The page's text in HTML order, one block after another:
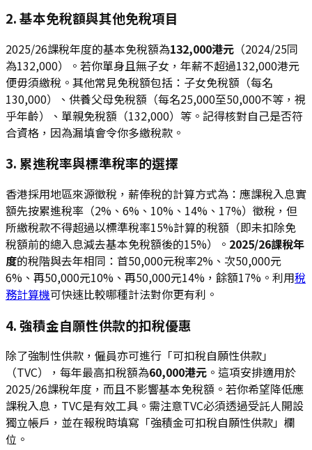
2. 基本免稅額與其他免稅項目
2025/26課稅年度的基本免稅額為132,000港元 （2024/25同
為132,000）。若你單身且無子女，年薪不超過132,000港元
便毋須繳稅。其他常見免稅額包括：子女免稅額（每名
130,000）、供養父母免稅額（每名25,000至50,000不等，視
乎年齡）、單親免稅額（132,000）等。記得核對自己是否符
合資格，因為漏填會令你多繳稅款。
3. 累進稅率與標準稅率的選擇
香港採用地區來源徵稅，薪俸稅的計算方式為：應課稅入息實
額先按累進稅率（2%、6%、10%、14%、17%）徵稅，但
所繳稅款不得超過以標準稅率15%計算的稅額（即未扣除免
稅額前的總入息減去基本免稅額後的15%）。 2025/26課稅年
度的稅階與去年相同：首50,000元稅率2%、次50,000元
6%、再50,000元10%、再50,000元14%，餘額17%。利用稅
務計算機可快速比較哪種計法對你更有利。
4. 強積金自願性供款的扣稅優惠
除了強制性供款，僱員亦可進行「可扣稅自願性供款」
（TVC），每年最高扣稅額為60,000港元 。這項安排適用於
2025/26課稅年度，而且不影響基本免稅額。若你希望降低應
課稅入息，TVC是有效工具。需注意TVC必須透過受託人開設
獨立帳戶，並在報稅時填寫「強積金可扣稅自願性供款」欄
位。